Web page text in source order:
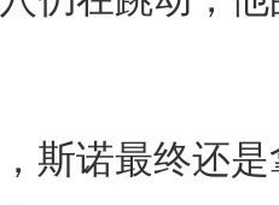
诺最终还是